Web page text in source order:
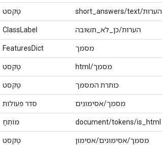
הערות/short_answers/text טֶקסט
הערות/כן_לא_תשובה ClassLabel
מסמך FeaturesDict
מסמך/html טֶקסט
כותרת המסמך טֶקסט
מסמך/אסימונים סדר פעולות
document/tokens/is_html מוֹתֵחַ
מסמך/אסימונים/אסימון טֶקסט